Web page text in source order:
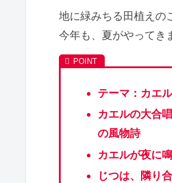
地に緑みちる田植えの
今年も、夏がやってき
テーマ：カエ
カエルの大合
の風物詩
カエルが夜に
じつは、隣り